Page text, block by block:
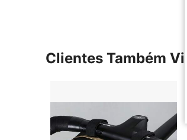
Clientes Também